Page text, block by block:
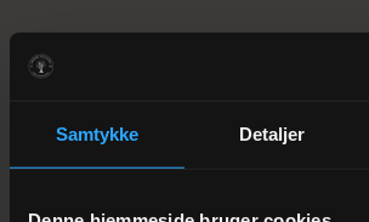
Samtykke Detaljer